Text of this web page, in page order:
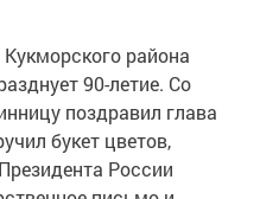
района
90-летие. Со
поздравил глава
букет цветов,
России